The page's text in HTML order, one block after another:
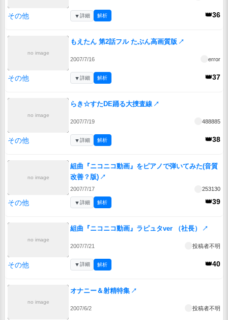
その他 👑36
▼詳細 解析
no image
もえたん 第2話フル たぶん高画質版 ↗
2007/7/16 error
その他 👑37
▼詳細 解析
no image
らき☆すたDE踊る大捜査線 ↗
2007/7/19 488885
その他 👑38
▼詳細 解析
no image
組曲『ニコニコ動画』をピアノで弾いてみた(音質
改善？版) ↗
2007/7/17 253130
その他 👑39
▼詳細 解析
no image
組曲『ニコニコ動画』ラピュタver （社長） ↗
2007/7/21 投稿者不明
その他 👑40
▼詳細 解析
no image
オナニー＆射精特集 ↗
2007/6/2 投稿者不明